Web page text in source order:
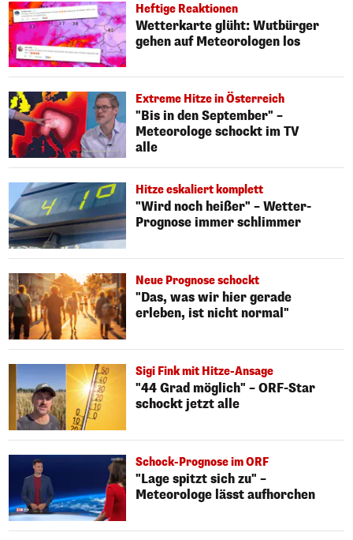
Heftige Reaktionen
Wetterkarte glüht: Wutbürger
gehen auf Meteorologen los
Extreme Hitze in Österreich
"Bis in den September" –
Meteorologe schockt im TV
alle
Hitze eskaliert komplett
"Wird noch heißer" – Wetter-
Prognose immer schlimmer
Neue Prognose schockt
"Das, was wir hier gerade
erleben, ist nicht normal"
Sigi Fink mit Hitze-Ansage
"44 Grad möglich" – ORF-Star
schockt jetzt alle
Schock-Prognose im ORF
"Lage spitzt sich zu" –
Meteorologe lässt aufhorchen